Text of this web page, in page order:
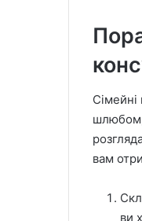
Сімейні
шлюбом,
вам
ви